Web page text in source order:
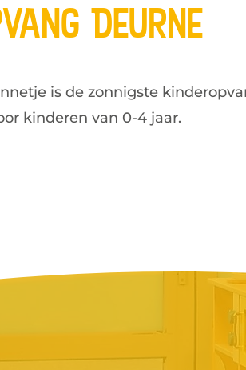
Deurne
is de zonnigste
kinderen van 0-4 jaar.